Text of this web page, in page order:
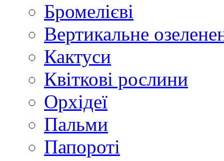
Бромелієві
Вертикальне
Кактуси
Квіткові рослини
Орхідеї
Пальми
Папороті